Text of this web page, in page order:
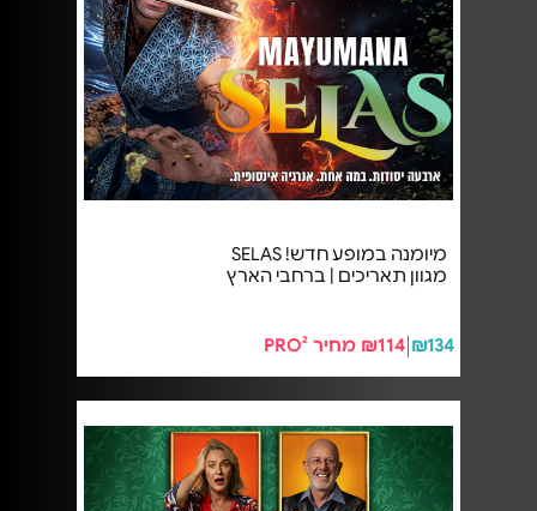
מיומנה במופע חדש! SELAS
מגוון תאריכים | ברחבי הארץ
₪134 ₪114 מחיר PRO²